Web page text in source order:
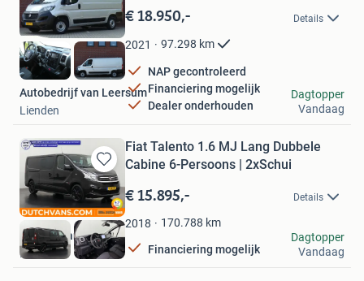
in
Mijn
Favorieten
€ 18.950,- Details
2021 97.298 km
NAP gecontroleerd
Financiering mogelijk
Dealer onderhouden
Autobedrijf van Leersum
Lienden
Dagtopper
Vandaag
Bewaren
in
Mijn
Favorieten
Fiat Talento 1.6 MJ Lang Dubbele
Cabine 6-Persoons | 2xSchui
€ 15.895,- Details
2018 170.788 km
Financiering mogelijk
DUTCH Vans
Barneveld
Dagtopper
Vandaag